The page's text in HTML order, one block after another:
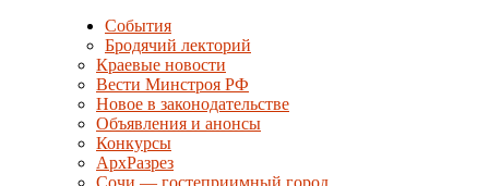
События
Бродячий лекторий
Краевые новости
Вести Минстроя РФ
Новое в законодательстве
Объявления и анонсы
Конкурсы
АрхРазрез
Сочи — гостеприимный город